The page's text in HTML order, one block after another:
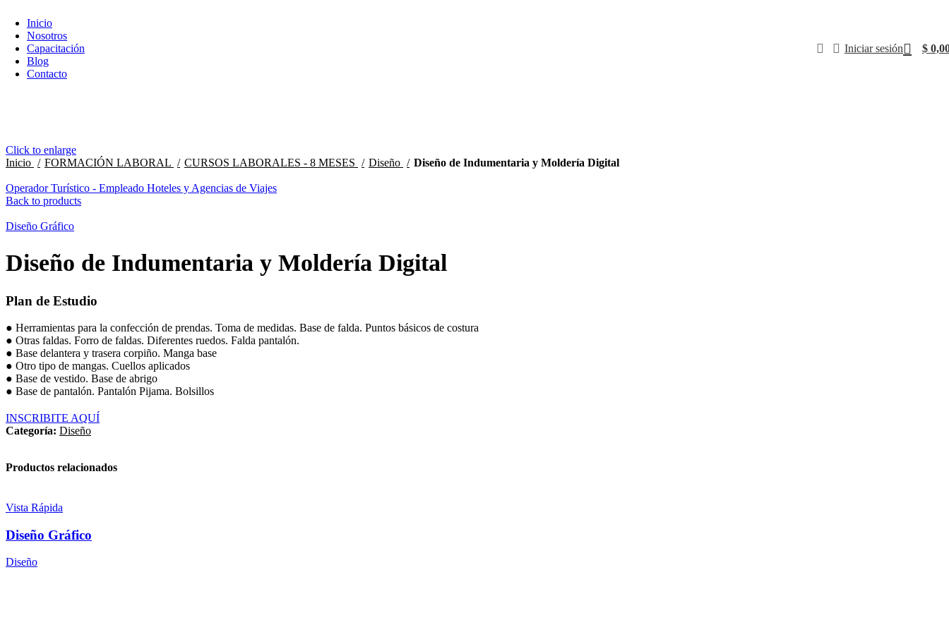
Inicio
Nosotros
Capacitación
Blog
Contacto
Iniciar sesión $
Click to enlarge
Inicio
FORMACIÓN LABORAL CURSOS LABORALES - 8 MESES Diseño Diseño de Indumentaria y Moldería Digital
Operador Turístico - Empleado Hoteles y Agencias de Viajes
Back to products
Diseño Gráfico
Diseño de Indumentaria y Moldería Digital
Plan de Estudio
● Herramientas para la confección de prendas. Toma de medidas. Base de falda. Puntos básicos de costura
● Otras faldas. Forro de faldas. Diferentes ruedos. Falda pantalón.
● Base delantera y trasera corpiño. Manga base
● Otro tipo de mangas. Cuellos aplicados
● Base de vestido. Base de abrigo
● Base de pantalón. Pantalón Pijama. Bolsillos
INSCRIBITE AQUÍ
Categoría: Diseño
Productos relacionados
Vista Rápida
Diseño Gráfico
Diseño